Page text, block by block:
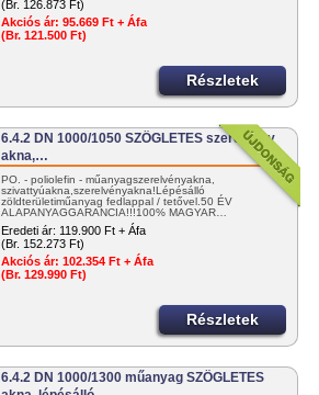
(Br. 126.873 Ft)
Akciós ár: 95.669 Ft + Áfa
(Br. 121.500 Ft)
Részletek
6.4.2 DN 1000/1050 SZÖGLETES szerelvény
akna,…
PO. - poliolefin - műanyagszerelvényakna,
szivattyúakna,szerelvényakna!Lépésálló
zöldterületiműanyag fedlappal / tetővel.50 ÉV
ALAPANYAGGARANCIA!!!100% MAGYAR…
Eredeti ár: 119.900 Ft + Áfa
(Br. 152.273 Ft)
Akciós ár: 102.354 Ft + Áfa
(Br. 129.990 Ft)
Részletek
6.4.2 DN 1000/1300 műanyag SZÖGLETES